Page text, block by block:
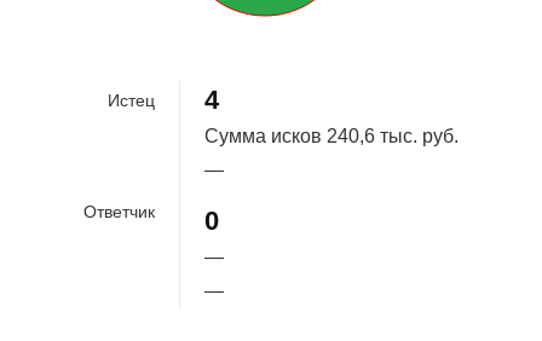
Истец
Ответчик
4
Сумма исков 240,6 тыс. руб.
—
0
—
—